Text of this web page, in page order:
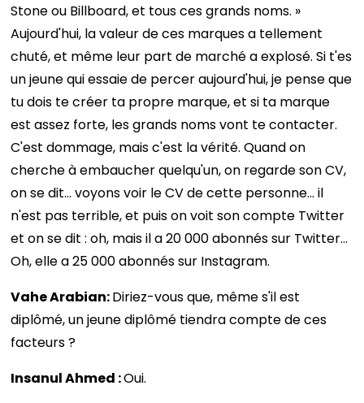
Stone ou Billboard, et tous ces grands noms. »
Aujourd'hui, la valeur de ces marques a tellement
chuté, et même leur part de marché a explosé. Si t'es
un jeune qui essaie de percer aujourd'hui, je pense que
tu dois te créer ta propre marque, et si ta marque
est assez forte, les grands noms vont te contacter.
C'est dommage, mais c'est la vérité. Quand on
cherche à embaucher quelqu'un, on regarde son CV,
on se dit… voyons voir le CV de cette personne… il
n'est pas terrible, et puis on voit son compte Twitter
et on se dit : oh, mais il a 20 000 abonnés sur Twitter…
Oh, elle a 25 000 abonnés sur Instagram.
Vahe Arabian:Diriez-vous que, même s'il est
diplômé, un jeune diplômé tiendra compte de ces
facteurs ?
Insanul Ahmed :Oui.